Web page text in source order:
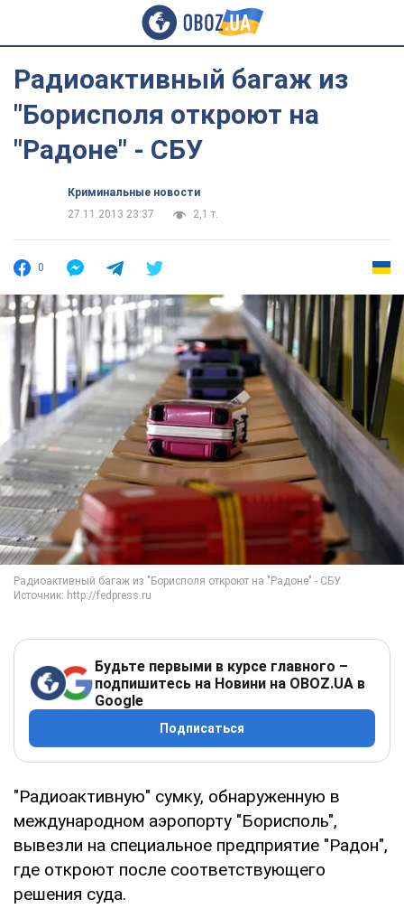
Радиоактивный багаж из
"Борисполя откроют на
"Радоне" - СБУ
Криминальные новости
27.11.2013 23:37
2,1 т.
0
Будьте первыми в курсе главного –
подпишитесь на Новини на OBOZ.UA в
Google
Подписаться
"Радиоактивную" сумку, обнаруженную в
международном аэропорту "Борисполь",
вывезли на специальное предприятие "Радон",
где откроют после соответствующего
решения суда.